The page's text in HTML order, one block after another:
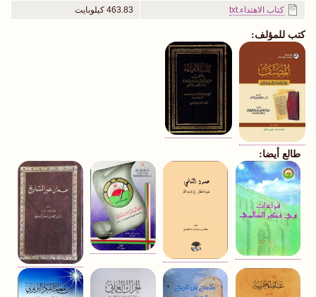
كتاب الاهتداء.txt
463.83 كيلوبايت
كتب للمؤلف:
طالع أيضا